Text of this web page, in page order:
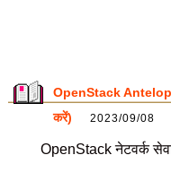
OpenStack
करें)
2023/09/08
OpenStack नेटवर्क